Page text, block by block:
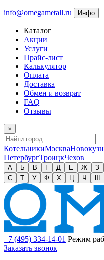
info@omegametall.ru Инфо
Каталог
Акции
Услуги
Прайс-лист
Калькулятор
Оплата
Доставка
Обмен и возврат
FAQ
Отзывы
×
КотельникиМосква
ПетербургТроицкЧехов
А Б В Г Д Е Ж З
С
Т У Ф Х Ц Ч Ш
+7 (495) 334-14-01 Режим
Заказать звонок